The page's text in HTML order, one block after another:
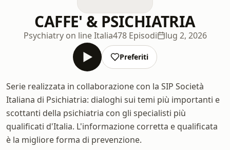
CAFFE' & PSICHIATRIA
Psychiatry on line Italia478 Episodi lug 2, 2026
Preferiti
Serie realizzata in collaborazione con la SIP Società
Italiana di Psichiatria: dialoghi sui temi più importanti e
scottanti della psichiatria con gli specialisti più
qualificati d'Italia. L'informazione corretta e qualificata
è la migliore forma di prevenzione.